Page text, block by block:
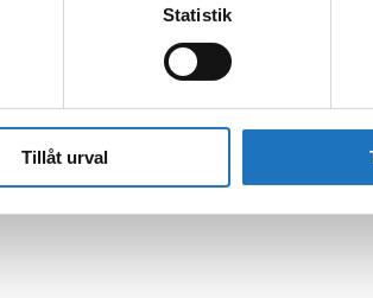
Statistik
Tillåt urval
dig om driftstörningar och andra händelser